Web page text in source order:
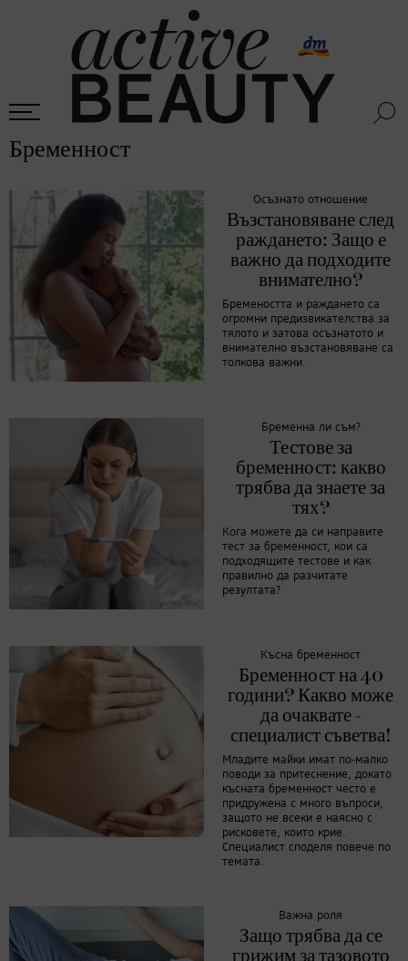
Бременност
Осъзнато отношение
Възстановяване след
раждането: Защо е
важно да подходите
внимателно?
Бремеността и раждането са
огромни предизвикателства за
тялото и затова осъзнатото и
внимателно възстановяване са
толкова важни.
Бременна ли съм?
Тестове за
бременност: какво
трябва да знаете за
тях?
Кога можете да си направите
тест за бременност, кои са
подходящите тестове и как
правилно да разчитате
резултата?
Късна бременност
Бременност на 40
години? Какво може
да очаквате -
специалист съветва!
Младите майки имат по-малко
поводи за притеснение, докато
късната бременност често е
придружена с много въпроси,
защото не всеки е наясно с
рисковете, които крие.
Специалист споделя повече по
темата.
Важна роля
Защо трябва да се
грижим за тазовото